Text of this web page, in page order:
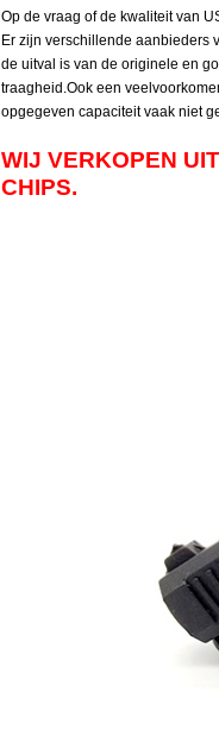
Op de vraag of de kwaliteit van
Er zijn verschillende aanbieders
de uitval is van de originele en
traagheid.Ook een
opgegeven capaciteit vaak niet
WIJ VERKOPEN
CHIPS.